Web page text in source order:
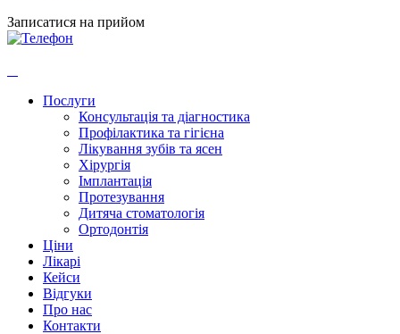
Записатися на прийом
Послуги
Консультація та діагностика
Профілактика та гігієна
Лікування зубів та ясен
Хірургія
Імплантація
Протезування
Дитяча стоматологія
Ортодонтія
Ціни
Лікарі
Кейси
Відгуки
Про нас
Контакти